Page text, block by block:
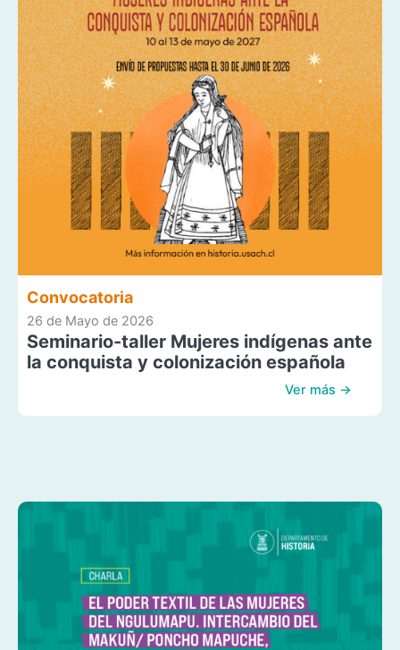
Convocatoria
26 de Mayo de 2026
Seminario-taller Mujeres indígenas ante
la conquista y colonización española
Ver más →